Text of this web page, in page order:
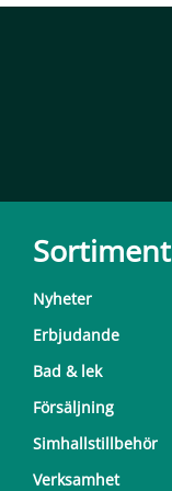
Sortiment
Nyheter
Erbjudande
Bad & lek
Försäljning
Simhallstillbehör
Verksamhet